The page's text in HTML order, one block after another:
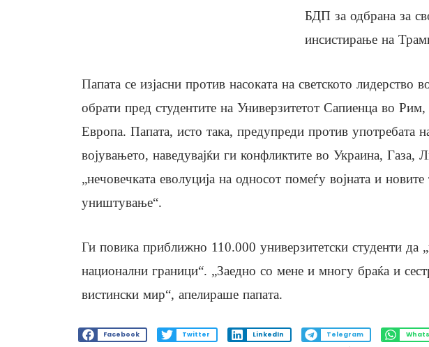
БДП за одбрана за
инсистирање на
Папата се изјасни против насоката на светското лидерство
обрати пред студентите на Универзитетот Сапиенца во Рим,
Европа. Папата, исто така, предупреди против употребата
војувањето, наведувајќи ги конфликтите во Украина,
„нечовечката еволуција на односот помеѓу војната и
уништување“.
Ги повика приближно 110.000 универзитетски студенти да
национални граници“. „Заедно со мене и многу браќа и
вистински мир“, апелираше папата.
Facebook Twitter LinkedIn Telegram